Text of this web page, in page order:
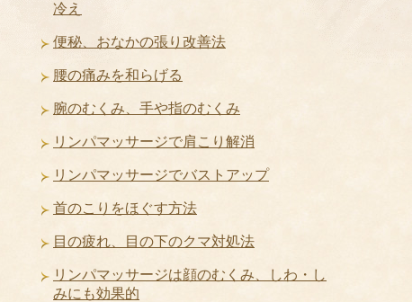
冷え
便秘、おなかの張り改善法
腰の痛みを和らげる
腕のむくみ、手や指のむくみ
リンパマッサージで肩こり解消
リンパマッサージでバストアップ
首のこりをほぐす方法
目の疲れ、目の下のクマ対処法
リンパマッサージは顔のむくみ、しわ・し
みにも効果的